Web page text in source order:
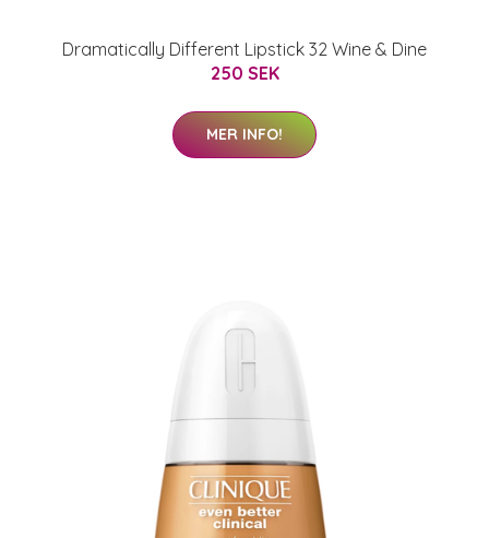
Dramatically Different Lipstick 32 Wine & Dine
250 SEK
MER INFO!